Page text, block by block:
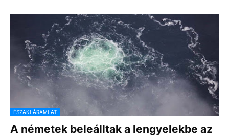
ÉSZAKI ÁRAMLAT
A németek beleálltak a lengyelekbe az